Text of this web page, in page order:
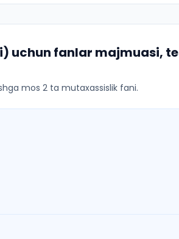
uchun fanlar majmuasi,
mos 2 ta mutaxassislik fani.